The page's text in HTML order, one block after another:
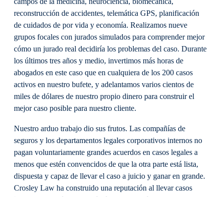
reconstrucción de accidentes, telemática GPS, planificación
de cuidados de por vida y economía. Realizamos nueve
grupos focales con jurados simulados para comprender mejor
cómo un jurado real decidiría los problemas del caso. Durante
los últimos tres años y medio, invertimos más horas de
abogados en este caso que en cualquiera de los 200 casos
activos en nuestro bufete, y adelantamos varios cientos de
miles de dólares de nuestro propio dinero para construir el
mejor caso posible para nuestro cliente.
Nuestro arduo trabajo dio sus frutos. Las compañías de
seguros y los departamentos legales corporativos internos no
pagan voluntariamente grandes acuerdos en casos legales a
menos que estén convencidos de que la otra parte está lista,
dispuesta y capaz de llevar el caso a juicio y ganar en grande.
Crosley Law ha construido una reputación al llevar casos